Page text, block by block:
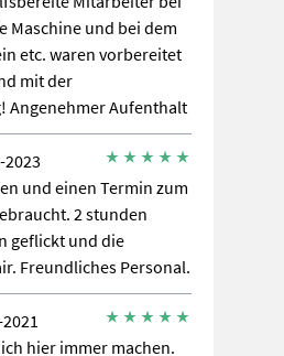
Maschine und bei dem
etc. waren vorbereitet
mit der
Angenehmer Aufenthalt
2023
und einen Termin zum
2 stunden
geflickt und die
Freundliches Personal.
hier immer machen.